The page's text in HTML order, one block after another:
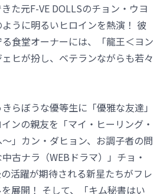
た元F-VE DOLLSのチョン・ウヨ
うに明るいヒロインを熱演！ 彼
食堂オーナーには、「龍王＜ヨン
ヒが扮し、ベテランながらも若々
らぼうな優等生に「優雅な友達」
ンの親友を「マイ・ヒーリング・
」カン・ダヒョン、お調子者の問
古ナラ（WEBドラマ）」チョ・
活躍が期待される新星たちがフレ
展開！ そして、「キム秘書はい